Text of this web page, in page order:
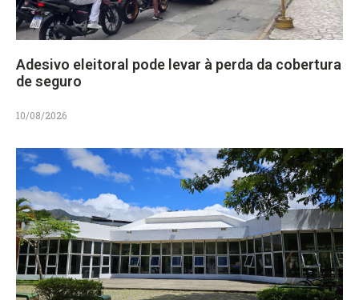
Adesivo eleitoral pode levar à perda da cobertura
de seguro
10/08/2026